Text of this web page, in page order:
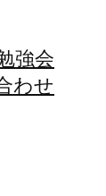
強会
わせ